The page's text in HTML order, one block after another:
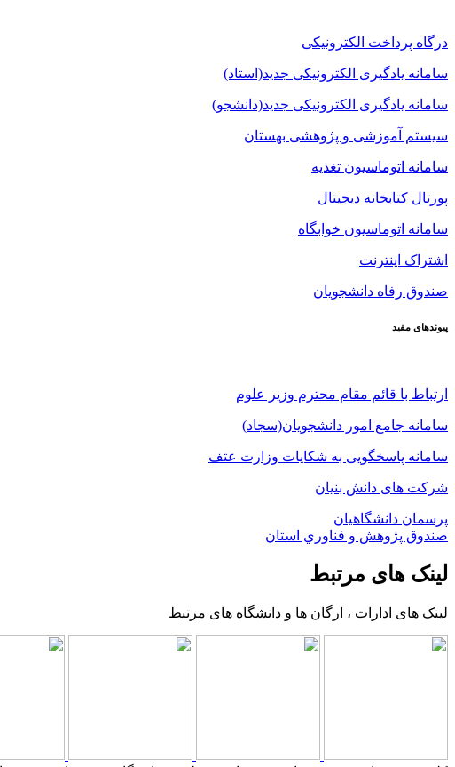
درگاه پرداخت الکترونیکی
سامانه یادگیری الکترونیکی جدید(استاد)
سامانه یادگیری الکترونیکی جدید(دانشجو)
سیستم آموزشی و پژوهشی بهستان
سامانه اتوماسیون تغذیه
پورتال کتابخانه دیجیتال
سامانه اتوماسیون خوابگاه
اشتراک اینترنت
صندوق رفاه دانشجویان
پیوندهای مفید
ارتباط با قائم مقام محترم وزیر علوم
سامانه جامع امور دانشجویان(سجاد)
سامانه پاسخگویی به شکایات وزارت عتف
شرکت های دانش بنیان
پرسمان دانشگاهیان
صندوق پژوهش و فناوري استان
لینک های مرتبط
لینک های ادارات ، ارگان ها و دانشگاه های مرتبط